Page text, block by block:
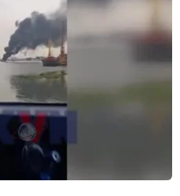
trên thị trường.